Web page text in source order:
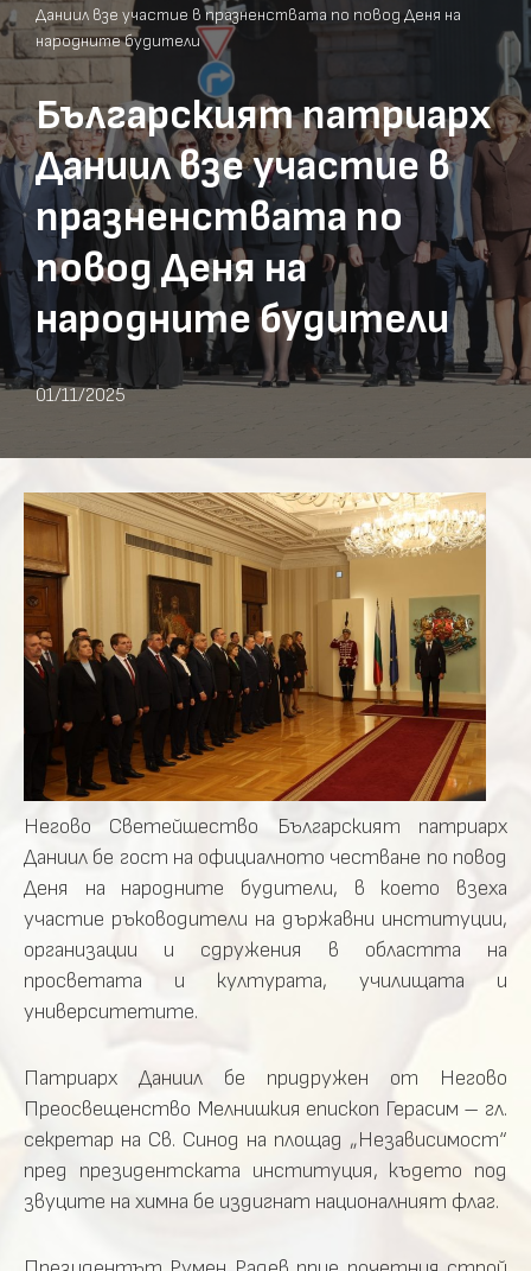
Даниил взе участие в празненствата по повод Деня на
народните будители
Българският патриарх
Даниил взе участие в
празненствата по
повод Деня на
народните будители
01/11/2025
Негово Светейшество Българският патриарх
Даниил бе гост на официалното честване по повод
Деня на народните будители, в което взеха
участие ръководители на държавни институции,
организации и сдружения в областта на
просветата и културата, училищата и
университетите.
Патриарх Даниил бе придружен от Негово
Преосвещенство Мелнишкия епископ Герасим – гл.
секретар на Св. Синод на площад „Независимост“
пред президентската институция, където под
звуците на химна бе издигнат националният флаг.